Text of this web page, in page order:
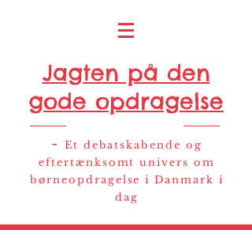
Jagten på den
gode opdragelse
- Et debatskabende og
eftertænksomt univers om
børneopdragelse i Danmark i
dag